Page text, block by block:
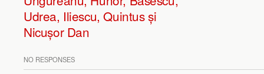
Udrea, Iliescu, Quintus și
Nicușor Dan
NO RESPONSES